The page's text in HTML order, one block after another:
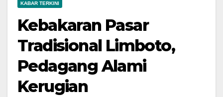
KABAR TERKINI
Kebakaran Pasar
Tradisional Limboto,
Pedagang Alami
Kerugian